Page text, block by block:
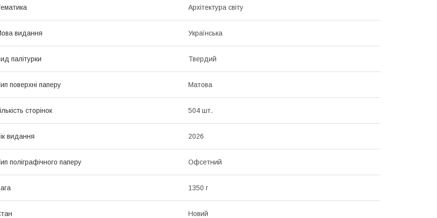
Архітектура світу
видання Українська
палітурки Твердий
поверхні паперу Матова
сторінок 504 шт.
видання 2026
поліграфічного паперу Офсетний
1350 г
Новий